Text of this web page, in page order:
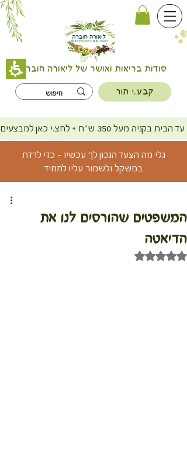
סודות בריאות ואושר של ליאורה חוברה
קבע.י תור
ש"ח + לחצ.י כאן למבצעים
גלי מה הצעד הנכון לך עכשיו - כדי לרדת
במשקל ולשמור עליו לתמיד
המשפטים שהורסים לנו את
הדיאטה
דירוג של NaN מתוך 5 כוכבים